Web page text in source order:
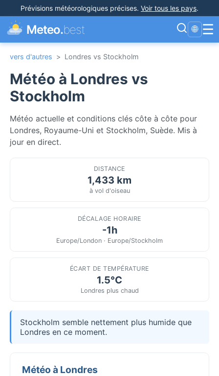
Prévisions météorologiques précises. Voir tous les pays.
Meteo.best 🌐 ☰
vers d'autres > Londres vs Stockholm
Météo à Londres vs
Stockholm
Météo actuelle et conditions clés côte à côte pour
Londres, Royaume-Uni et Stockholm, Suède. Mis à
jour en direct.
DISTANCE
1,433 km
à vol d'oiseau
DÉCALAGE HORAIRE
-1h
Europe/London · Europe/Stockholm
ÉCART DE TEMPÉRATURE
1.5°C
Londres plus chaud
Stockholm semble nettement plus humide que
Londres en ce moment.
Météo à Londres